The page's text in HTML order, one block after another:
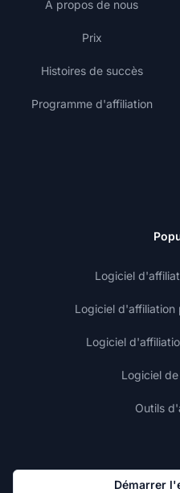
À propos de nous
Prix
Histoires de succès
Programme d'affiliation
Logiciel
Logiciel d'affiliation
Logiciel
Logiciel
Outils
Démarrer